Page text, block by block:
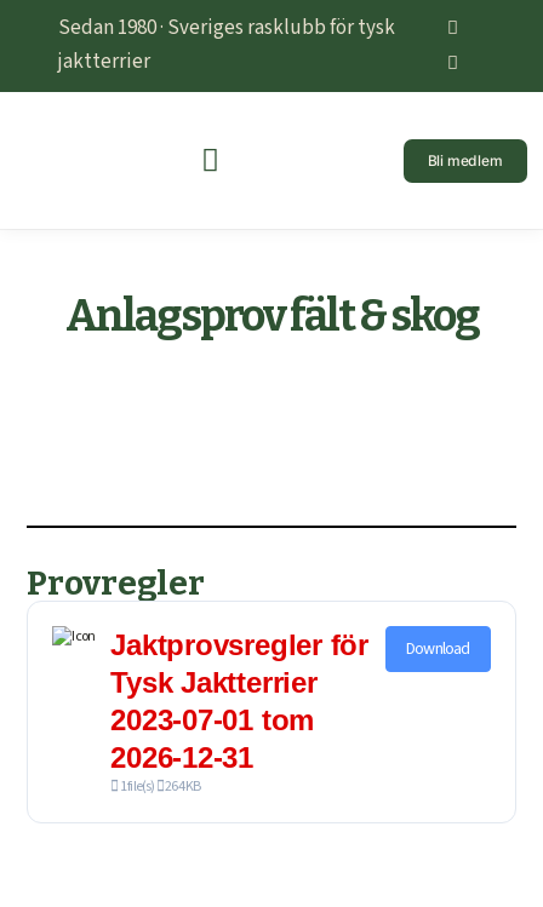
Sedan 1980 · Sveriges rasklubb för tysk
jaktterrier
Bli medlem
Anlagsprov fält & skog
Provregler
Jaktprovsregler för
Tysk Jaktterrier
2023-07-01 tom
2026-12-31
1 file(s) 264 KB
Download